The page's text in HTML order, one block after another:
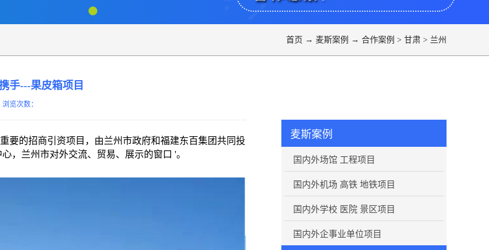
首页 → 麦斯案例 → 合作案例 > 甘肃 > 兰州
麦斯案例
国内外场馆 工程项目
国内外机场 高铁 地铁项目
国内外学校 医院 景区项目
国内外企事业单位项目
手---果皮箱项目
浏览次数：
要的招商引资项目，由兰州市政府和福建东百集团共同投
，兰州市对外交流、贸易、展示的窗口 '。